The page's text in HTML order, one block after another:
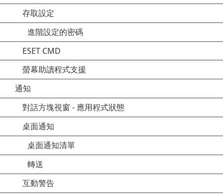
存取設定
進階設定的密碼
ESET CMD
螢幕助讀程式支援
通知
對話方塊視窗 - 應用程式狀態
桌面通知
桌面通知清單
轉送
互動警告